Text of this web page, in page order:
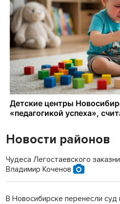
Новости районов
Чудеса Легостаевского
Владимир Коченов
В Новосибирске перенесли